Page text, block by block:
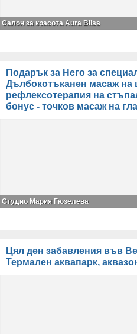
Салон за красота Aura Bliss
Подарък за Него за
Дълбокотъканен масаж на
рефлексотерапия на
бонус - точков масаж на
Студио Мария Гюзелева
Цял ден забавления във
Термален аквапарк,